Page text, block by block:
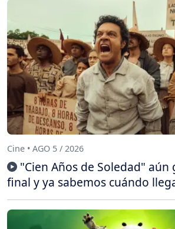
Cine • AGO 5 / 2026
"Cien Años de Soledad"
final y ya sabemos cuándo